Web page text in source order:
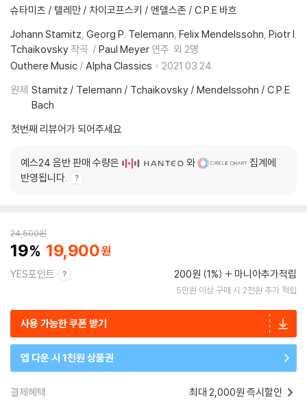
슈타미츠 / 텔레만 / 차이코프스키 / 멘델스존 / C.P.E.바흐
Johann Stamitz Georg P. Telemann Felix Mendelssohn Piotr I.
Tchaikovsky 작곡 Paul Meyer 연주 외 2명
Outhere Music / Alpha Classics
2021.03.24.
원제 Stamitz / Telemann / Tchaikovsky / Mendelssohn / C.P.E.
Bach
첫번째 리뷰어가 되어주세요
예스24 음반 판매 수량은 와
집계에
반영됩니다.
24,500원
19 19,900
YES포인트 200원 (1%) 마니아추가적립
5만원 이상 구매 시 2천원 추가 적립
사용 가능한 쿠폰 받기
앱 다운 시 1천원 상품권
결제혜택 최대 2,000원 즉시할인